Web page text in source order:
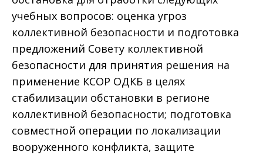
учебных вопросов: оценка угроз
коллективной безопасности и подготовка
предложений Совету коллективной
безопасности для принятия решения на
применение КСОР ОДКБ в целях
стабилизации обстановки в регионе
коллективной безопасности; подготовка
совместной операции по локализации
вооруженного конфликта, защите